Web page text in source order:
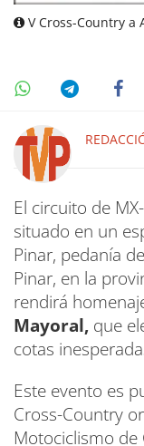
V Cross-Country a
El circuito de
situado en un
Pinar, pedanía
Pinar, en la
rendirá
Mayoral, que
cotas
Este evento es
Cross-Country
Motociclismo de